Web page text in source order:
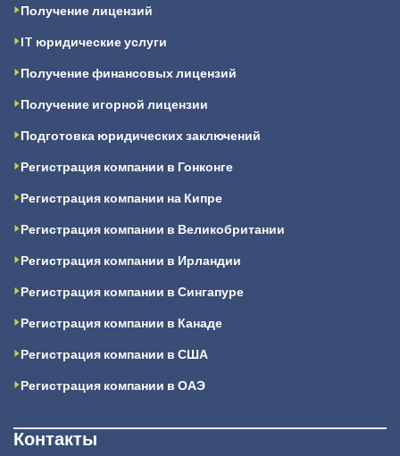
Получение лицензий
IT юридические услуги
Получение финансовых лицензий
Получение игорной лицензии
Подготовка юридических заключений
Регистрация компании в Гонконге
Регистрация компании на Кипре
Регистрация компании в Великобритании
Регистрация компании в Ирландии
Регистрация компании в Сингапуре
Регистрация компании в Канаде
Регистрация компании в США
Регистрация компании в ОАЭ
Контакты